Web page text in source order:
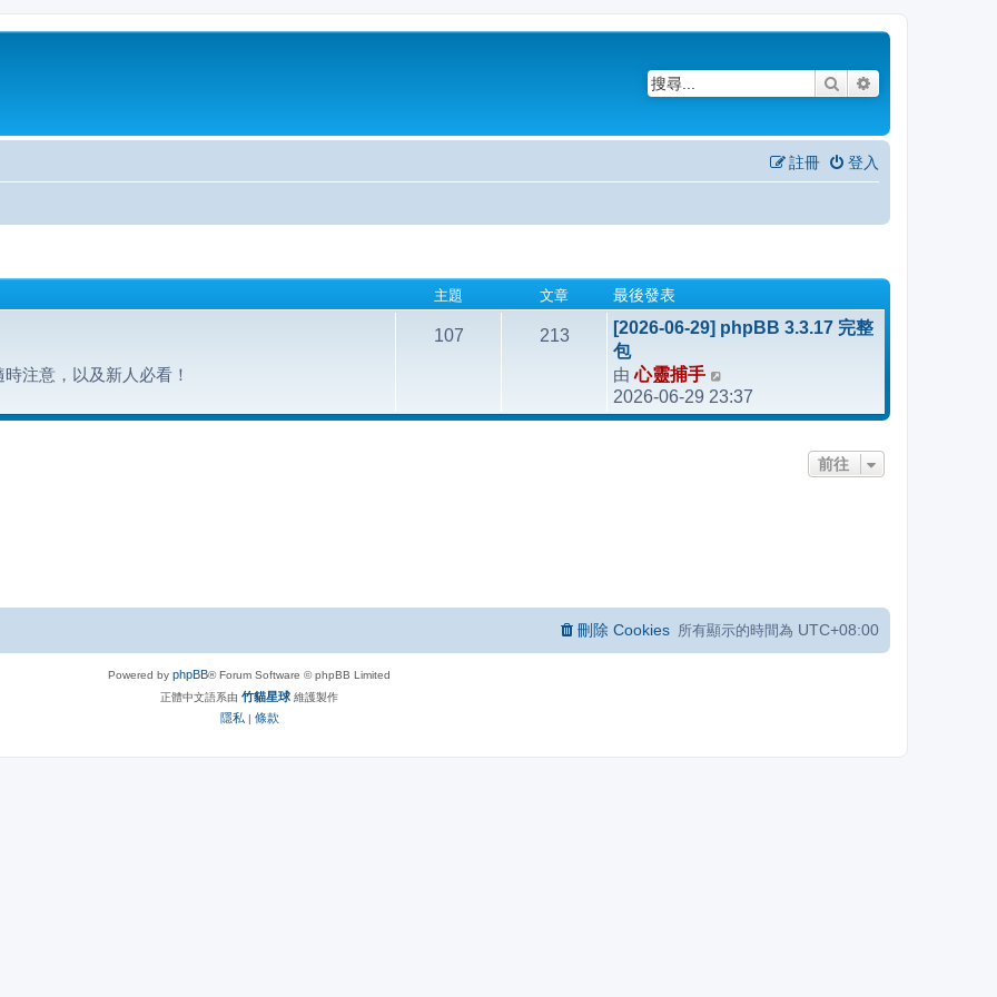
搜尋
登入
註冊
主題 文章 最後發表
注意，以及新人必看！
107 213
[2026-06-29] phpBB 3.3.17 完整
包
由心靈捕手
視
最
2026-06-29 23:37
前往
所有顯示的時間為 UTC+08:00
刪除 Cookies
Powered by phpBB® Forum Software © phpBB Limited
正體中文語系由 竹貓星球 維護製作
隱私 | 條款